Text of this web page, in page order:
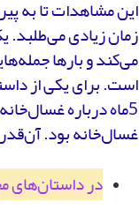
این مشاهدات تا به
زمان زیادی می‌طلبد.
می‌کند و بارها
است. برای یکی از
5ماه درباره
غسال‌خانه بود.
در داستان‌های